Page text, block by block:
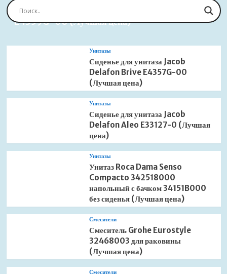
Сиденье для унитаза Jacob Delafon Brive
E4359G-00 (Лучшая цена)
Унитазы
Сиденье для унитаза Jacob
Delafon Brive E4357G-00
(Лучшая цена)
Унитазы
Сиденье для унитаза Jacob
Delafon Aleo E33127-0 (Лучшая
цена)
Унитазы
Унитаз Roca Dama Senso
Compacto 342518000
напольный с бачком 34151B000
без сиденья (Лучшая цена)
Смесители
Смеситель Grohe Eurostyle
32468003 для раковины
(Лучшая цена)
Смесители